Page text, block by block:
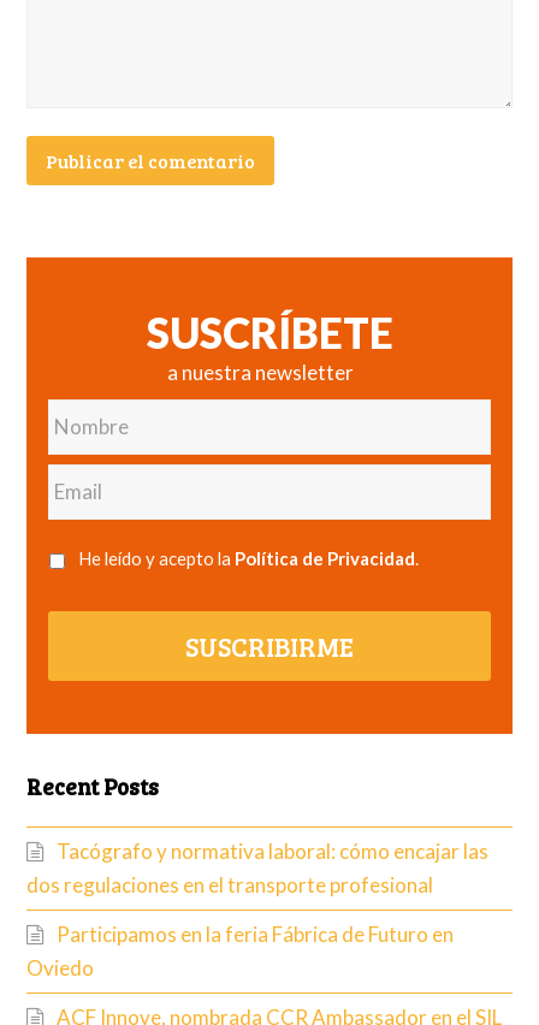
SUSCRÍBETE
a nuestra newsletter
Nombre
Email
He leído y acepto la Política de Privacidad
SUSCRIBIRME
Recent Posts
Tacógrafo y normativa laboral: cómo encajar las
dos regulaciones en el transporte profesional
Participamos en la feria Fábrica de Futuro en
Oviedo
ACF Innove, nombrada CCR Ambassador en el SIL